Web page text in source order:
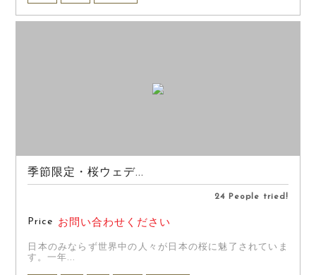
季節限定・桜ウェデ...
24 People tried!
Price お問い合わせください
日本のみならず世界中の人々が日本の桜に魅了されていま
す。一年...